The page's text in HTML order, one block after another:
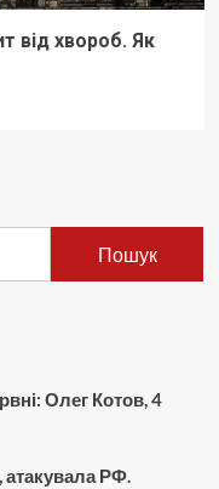
від хвороб. Як
Пошук
Олег Котов, 4
атакувала РФ.